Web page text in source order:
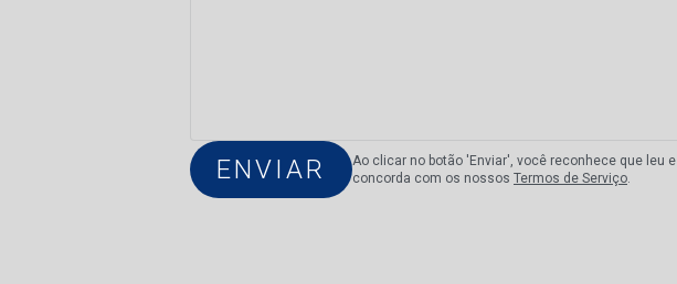
Ao clicar no botão 'Enviar', você reconhece que leu e
concorda com os nossos Termos de Serviço.